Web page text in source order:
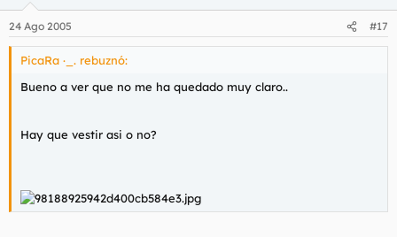
24 Ago 2005 #17
PicaRa ·_. rebuznó:
Bueno a ver que no me ha quedado muy claro..
Hay que vestir asi o no?